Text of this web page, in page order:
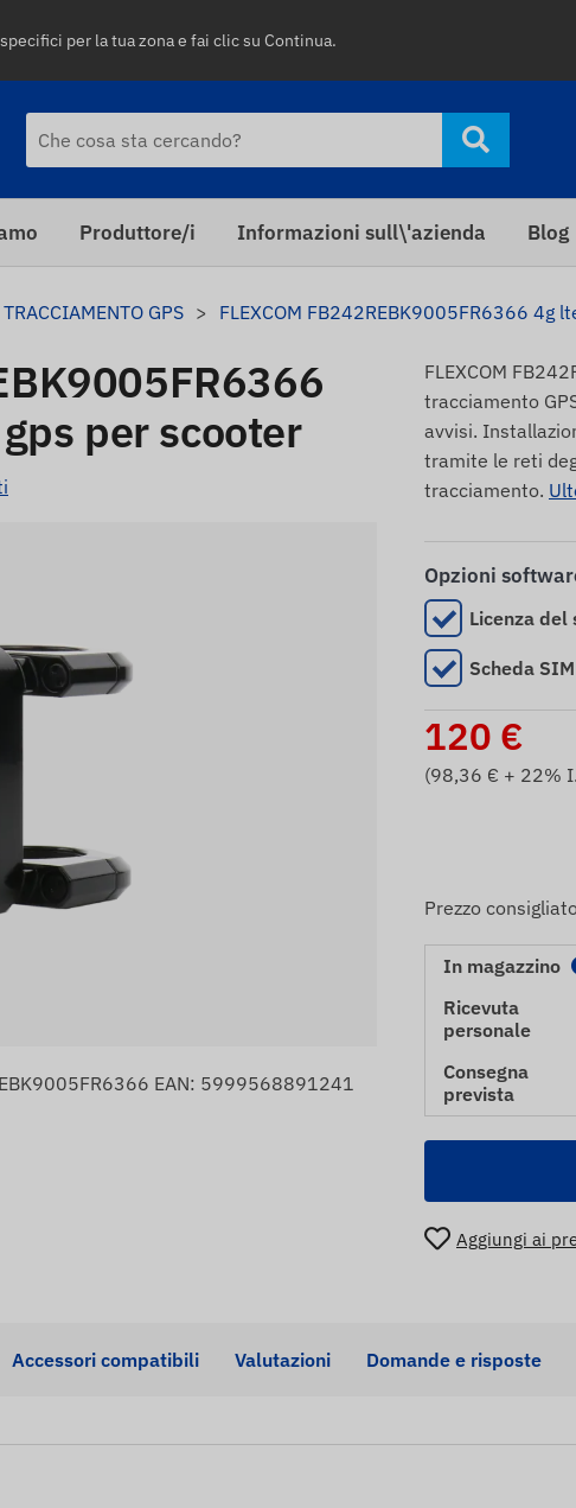
per la tua zona e fai clic su Continua.
Produttore/i Informazioni sull\'azienda Blog
GPS FLEXCOM FB242REBK9005FR6366 4g
per scooter
EAN: 5999568891241
FLEXCOM
tracciamento
avvisi.
tramite le reti
tracciamento.
Opzioni
Licenza
Scheda
120 €
(98,36 € + 22%
Prezzo
In magazzino
Ricevuta
personale
Consegna
prevista
Aggiungi ai
Accessori compatibili Valutazioni Domande e risposte